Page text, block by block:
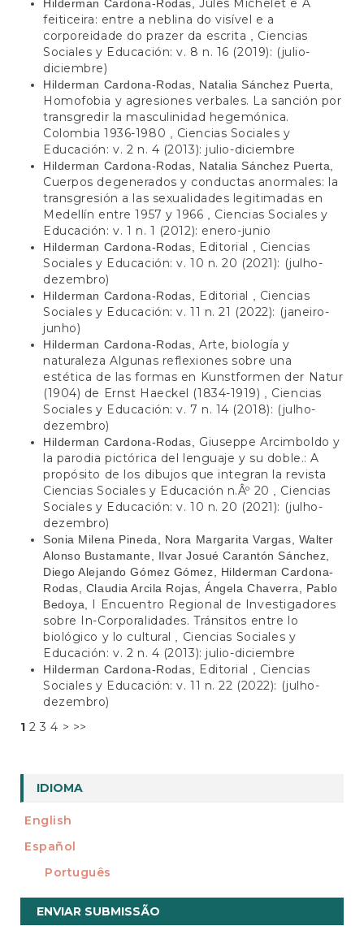
Hilderman Cardona-Rodas, Jules Michelet e A
feiticeira: entre a neblina do visível e a
corporeidade do prazer da escrita , Ciencias
Sociales y Educación: v. 8 n. 16 (2019): (julio-
diciembre)
Hilderman Cardona-Rodas, Natalia Sánchez Puerta,
Homofobia y agresiones verbales. La sanción por
transgredir la masculinidad hegemónica.
Colombia 1936-1980 , Ciencias Sociales y
Educación: v. 2 n. 4 (2013): julio-diciembre
Hilderman Cardona-Rodas, Natalia Sánchez Puerta,
Cuerpos degenerados y conductas anormales: la
transgresión a las sexualidades legitimadas en
Medellín entre 1957 y 1966 , Ciencias Sociales y
Educación: v. 1 n. 1 (2012): enero-junio
Hilderman Cardona-Rodas, Editorial , Ciencias
Sociales y Educación: v. 10 n. 20 (2021): (julho-
dezembro)
Hilderman Cardona-Rodas, Editorial , Ciencias
Sociales y Educación: v. 11 n. 21 (2022): (janeiro-
junho)
Hilderman Cardona-Rodas, Arte, biología y
naturaleza Algunas reflexiones sobre una
estética de las formas en Kunstformen der Natur
(1904) de Ernst Haeckel (1834-1919) , Ciencias
Sociales y Educación: v. 7 n. 14 (2018): (julho-
dezembro)
Hilderman Cardona-Rodas, Giuseppe Arcimboldo y
la parodia pictórica del lenguaje y su doble.: A
propósito de los dibujos que integran la revista
Ciencias Sociales y Educación n.Âº 20 , Ciencias
Sociales y Educación: v. 10 n. 20 (2021): (julho-
dezembro)
Sonia Milena Pineda, Nora Margarita Vargas, Walter
Alonso Bustamante, Ilvar Josué Carantón Sánchez,
Diego Alejando Gómez Gómez, Hilderman Cardona-
Rodas, Claudia Arcila Rojas, Ángela Chaverra, Pablo
Bedoya,
I Encuentro Regional de Investigadores
sobre In-Corporalidades. Tránsitos entre lo
biológico y lo cultural , Ciencias Sociales y
Educación: v. 2 n. 4 (2013): julio-diciembre
Hilderman Cardona-Rodas, Editorial , Ciencias
Sociales y Educación: v. 11 n. 22 (2022): (julho-
dezembro)
1 2 3 4 > >>
IDIOMA
English
Español
Português
Enviar
Submissão
ENVIAR SUBMISSÃO